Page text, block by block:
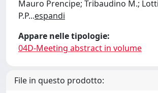
Mauro Prencipe; Tribaudino M.;
P.P...espandi
Appare nelle tipologie:
04D-Meeting abstract in volume
File in questo prodotto: